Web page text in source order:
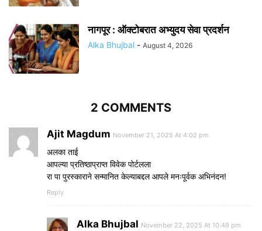
नागपूर : ऑक्टोबरात अभ्युदय सेवा प्रदर्शन
Alka Bhujbal - August 4, 2026
2 COMMENTS
Ajit Magdum November 21, 2025 At 4:02 pm
अलका ताई
आपल्या प्रतिष्ठाप्राप्त विवेक पोर्टलला
रा पा पुरस्काराने सन्मानित केल्याबद्दल आपले मनःपूर्वक अभिनंदन!
Reply
Alka Bhujbal November 22, 2025 At 10:49 pm